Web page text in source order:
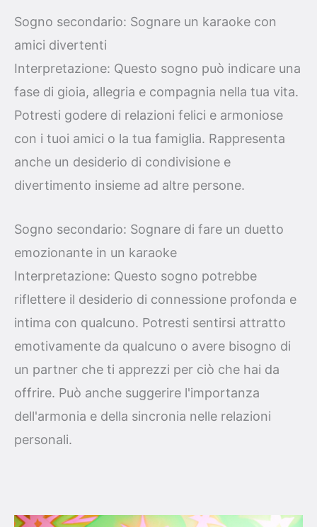
Sogno secondario: Sognare un karaoke con
amici divertenti
Interpretazione: Questo sogno può indicare una
fase di gioia, allegria e compagnia nella tua vita.
Potresti godere di relazioni felici e armoniose
con i tuoi amici o la tua famiglia. Rappresenta
anche un desiderio di condivisione e
divertimento insieme ad altre persone.
Sogno secondario: Sognare di fare un duetto
emozionante in un karaoke
Interpretazione: Questo sogno potrebbe
riflettere il desiderio di connessione profonda e
intima con qualcuno. Potresti sentirsi attratto
emotivamente da qualcuno o avere bisogno di
un partner che ti apprezzi per ciò che hai da
offrire. Può anche suggerire l'importanza
dell'armonia e della sincronia nelle relazioni
personali.